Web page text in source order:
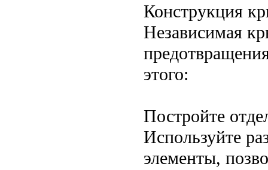
Конструкция
Независимая
этого:
Постройте
Используйте
элементы,